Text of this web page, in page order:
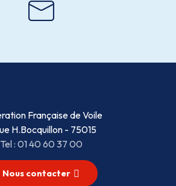
Française de Voile
H.Bocquillon - 75015
Tel : 01 40 60 37 00
Nous contacter